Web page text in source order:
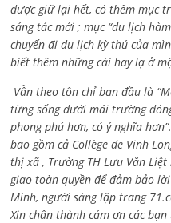
được giữ lại hết, có thêm mục
sáng tác mới ; mục “du lịch
chuyến đi du lịch kỳ thú của
biết thêm những cái hay lạ ở
Vẫn theo tôn chỉ ban đầu là
từng sống dưới mái trường
phong phú hơn, có ý nghĩa
bao gồm cả Collège de Vinh
thị xã , Trường TH Lưu Văn
giao toàn quyền để đảm bảo
Minh, người sáng lập trang
Xin chân thành cám ơn các